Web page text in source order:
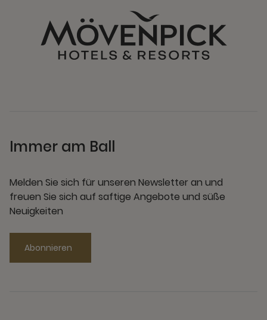
Immer am Ball
Melden Sie sich für unseren Newsletter an und
freuen Sie sich auf saftige Angebote und süße
Neuigkeiten
Abonnieren